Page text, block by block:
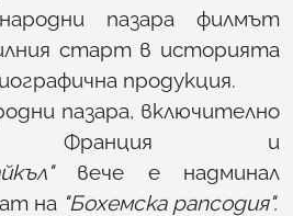
пазара филмът
старт в историята
продукция.
пазара, включително
Франция и
вече е надминал
на "Бохемска рапсодия".